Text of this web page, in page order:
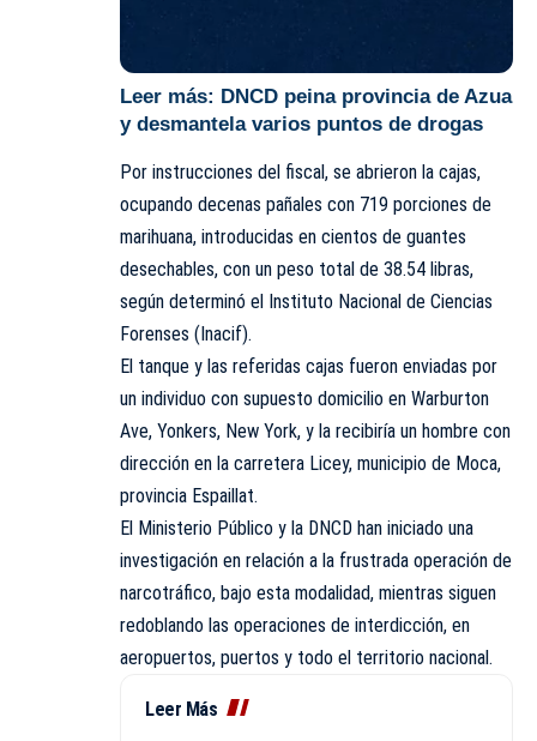
Leer más: DNCD peina provincia de Azua
y desmantela varios puntos de drogas
Por instrucciones del fiscal, se abrieron la cajas,
ocupando decenas pañales con 719 porciones de
marihuana, introducidas en cientos de guantes
desechables, con un peso total de 38.54 libras,
según determinó el Instituto Nacional de Ciencias
Forenses ( nacif).
El tanque y las referidas cajas fueron enviadas por
un individuo con supuesto domicilio en Warburton
Ave, Yonkers, New York, y la recibiría un hombre con
dirección en la carretera Licey, municipio de Moca,
provincia Espaillat.
El Ministerio Público y la DNCD han iniciado una
investigación en relación a la frustrada operación de
narcotráfico, bajo esta modalidad, mientras siguen
redoblando las operaciones de interdicción, en
aeropuertos, puertos y todo el territorio nacional.
Leer Más